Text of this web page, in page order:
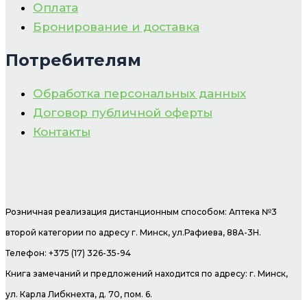
Оплата
Бронирование и доставка
Потребителям
Обработка персональных данных
Договор публичной оферты
Контакты
Розничная реализация дистанционным способом: Аптека №3
второй категории по адресу г. Минск, ул.Рафиева, 88А-3Н.
Телефон: +375 (17) 326-35-94
Книга замечаний и предложений находится по адресу: г. Минск,
ул. Карла Либкнехта, д. 70, пом. 6.